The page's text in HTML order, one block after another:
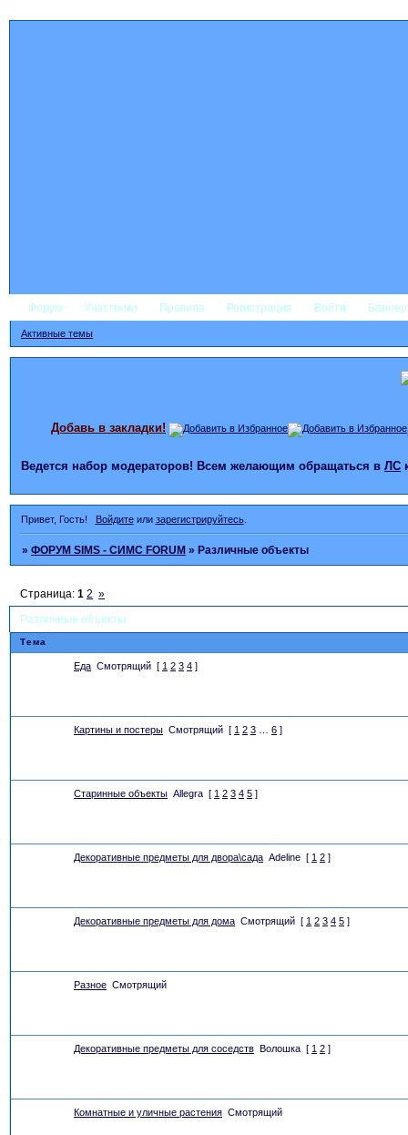
Форум Участники Правила Регистрация Войти
Активные темы
Добавь в закладки!
Ведется набор модераторов! Всем желающим обращаться в ЛС
Привет, Гость! Войдитеили зарегистрируйтесь.
»ФОРУМ SIMS - СИМС FORUM »Различные объекты
Различные объекты
Страница:1 2 »
Тема
Еда Смотрящий [ 1 2 3 4 ]
Картины и постеры Смотрящий [ 1 2 3 6 ]
Старинные объекты Allegra [ 1 2 3 4 5 ]
Декоративные предметы для двора\сада Adeline [ 1 2 ]
Декоративные предметы для дома Смотрящий [ 1 2 3 4 5 ]
Разное Смотрящий
Декоративные предметы для соседств Волошка [ 1 2 ]
Комнатные и уличные растения Смотрящий